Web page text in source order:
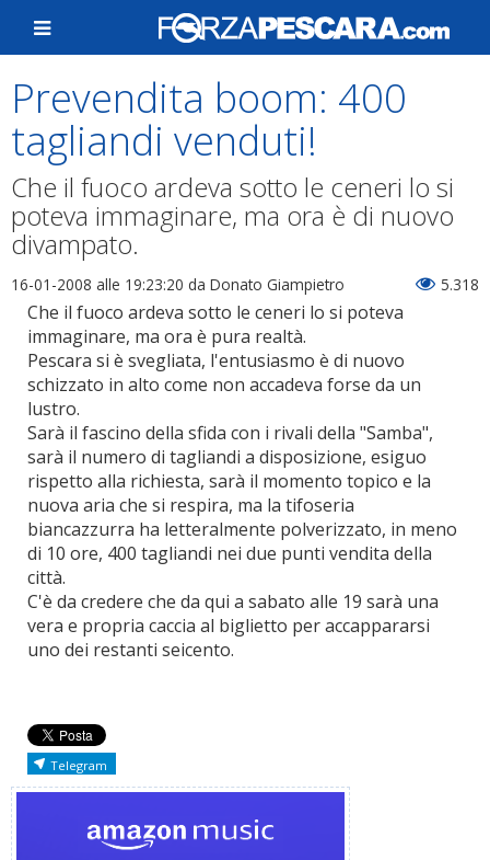
Prevendita boom: 400
tagliandi venduti!
Che il fuoco ardeva sotto le ceneri lo si
poteva immaginare, ma ora è di nuovo
divampato.
16-01-2008 alle 19:23:20 da Donato Giampietro 5.318
Che il fuoco ardeva sotto le ceneri lo si poteva
immaginare, ma ora è pura realtà.
Pescara si è svegliata, l'entusiasmo è di nuovo
schizzato in alto come non accadeva forse da un
lustro.
Sarà il fascino della sfida con i rivali della "Samba",
sarà il numero di tagliandi a disposizione, esiguo
rispetto alla richiesta, sarà il momento topico e la
nuova aria che si respira, ma la tifoseria
biancazzurra ha letteralmente polverizzato, in meno
di 10 ore, 400 tagliandi nei due punti vendita della
città.
C'è da credere che da qui a sabato alle 19 sarà una
vera e propria caccia al biglietto per accappararsi
uno dei restanti seicento.
Telegram